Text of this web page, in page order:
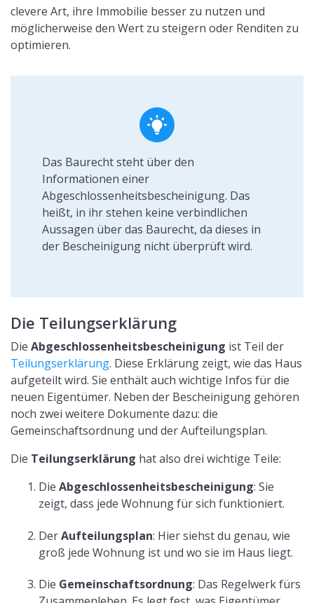
clevere Art, ihre Immobilie besser zu nutzen und
möglicherweise den Wert zu steigern oder Renditen zu
optimieren.
Das Baurecht steht über den
Informationen einer
Abgeschlossenheitsbescheinigung. Das
heißt, in ihr stehen keine verbindlichen
Aussagen über das Baurecht, da dieses in
der Bescheinigung nicht überprüft wird.
Die Teilungserklärung
Die Abgeschlossenheitsbescheinigung ist Teil der
Teilungserklärung. Diese Erklärung zeigt, wie das Haus
aufgeteilt wird. Sie enthält auch wichtige Infos für die
neuen Eigentümer. Neben der Bescheinigung gehören
noch zwei weitere Dokumente dazu: die
Gemeinschaftsordnung und der Aufteilungsplan.
Die Teilungserklärung hat also drei wichtige Teile:
Die Abgeschlossenheitsbescheinigung: Sie
zeigt, dass jede Wohnung für sich funktioniert.
DerAufteilungsplan: Hier siehst du genau, wie
groß jede Wohnung ist und wo sie im Haus liegt.
Die Gemeinschaftsordnung: Das Regelwerk fürs